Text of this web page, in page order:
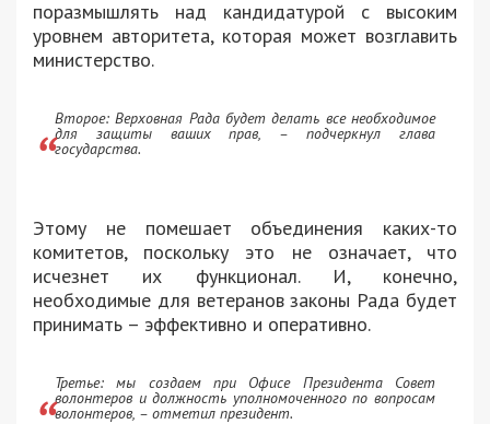
поразмышлять над кандидатурой с высоким
уровнем авторитета, которая может возглавить
министерство.
Второе: Верховная Рада будет делать все необходимое
для защиты ваших прав, – подчеркнул глава
государства.
Этому не помешает объединения каких-то
комитетов, поскольку это не означает, что
исчезнет их функционал. И, конечно,
необходимые для ветеранов законы Рада будет
принимать – эффективно и оперативно.
Третье: мы создаем при Офисе Президента Совет
волонтеров и должность уполномоченного по вопросам
волонтеров, – отметил президент.